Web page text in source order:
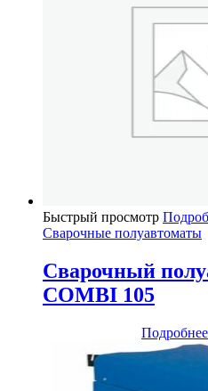
Быстрый просмотр
Сварочные полуавтоматы
Сварочный
COMBI 105
Подробнее